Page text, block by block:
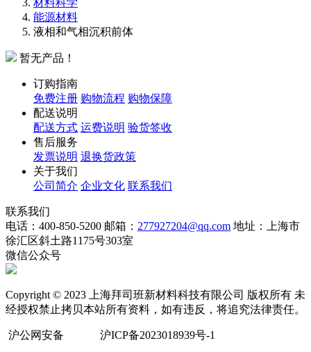
材料科学
能源材料
液相和气相沉积前体
暂无产品！
订购指南
免费注册 购物流程 购物保障
配送说明
配送方式 运费说明 验货签收
售后服务
发票说明 退换货政策
关于我们
公司简介 企业文化 联系我们
联系我们
电话：400-850-5200 邮箱： 277927204@qq.com 地址：上海市
徐汇区斜土路1175号303室
微信公众号
Copyright © 2023 上海拜司班新材料科技有限公司 版权所有 未
经授权禁止拷贝本站所有资料，如有违反，将追究法律责任。
沪公网安备 沪ICP备2023018939号-1